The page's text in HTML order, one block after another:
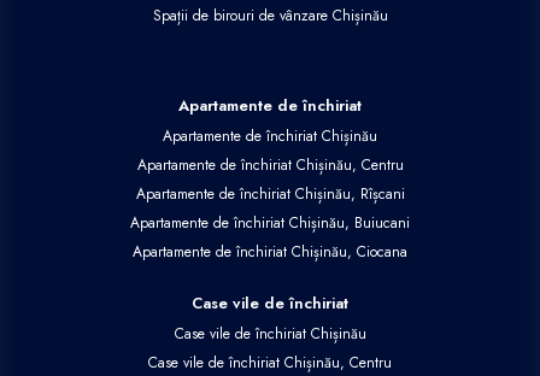
Spații de birouri de vânzare Chișinău
Apartamente de închiriat
Apartamente de închiriat Chișinău
Apartamente de închiriat Chișinău, Centru
Apartamente de închiriat Chișinău, Rîșcani
Apartamente de închiriat Chișinău, Buiucani
Apartamente de închiriat Chișinău, Ciocana
Case vile de închiriat
Case vile de închiriat Chișinău
Case vile de închiriat Chișinău, Centru